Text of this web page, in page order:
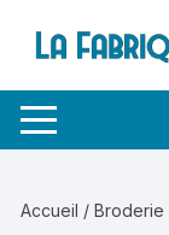
Accueil /Broderie